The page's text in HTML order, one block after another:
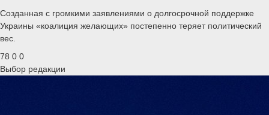
Созданная с громкими заявлениями о долгосрочной поддержке
Украины «коалиция желающих» постепенно теряет политический
вес.
78 0 0
Выбор редакции